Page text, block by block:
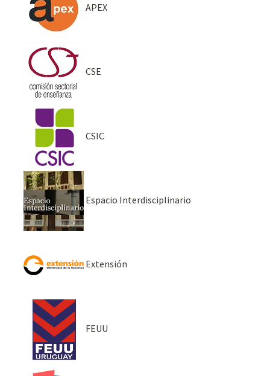
APEX
CSE
CSIC
Espacio Interdisciplinario
Extensión
FEUU